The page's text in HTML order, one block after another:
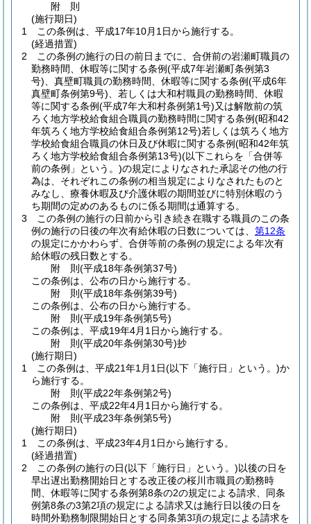
附 則
(施行期日)
1
この条例は、平成17年10月1日から施行する。
(経過措置)
2
この条例の施行の日の前日までに、合併前の岩瀬町職員の
勤務時間、休暇等に関する条例(平成7年岩瀬町条例第3
号) 、真壁町職員の勤務時間、休暇等に関する条例(平成6年
真壁町条例第9号) 、若しくは大和村職員の勤務時間、休暇
等に関する条例(平成7年大和村条例第1号)又は解散前の筑
ろく地方学校給食組合職員の勤務時間に関する条例(昭和42
年筑ろく地方学校給食組合条例第12号)若しくは筑ろく地方
学校給食組合職員の休日及び休暇に関する条例(昭和42年筑
ろく地方学校給食組合条例第13号)(以下これらを「合併等
前の条例」という。)の規定によりなされた承認その他の行
為は、それぞれこの条例の相当規定によりなされたものと
みなし、療養休暇及び介護休暇の期間並びに特別休暇のう
ち期間の定めのあるものに係る期間は通算する。
3
この条例の施行の日前から引き続き在職する職員のこの条
例の施行の日後の年次有給休暇の日数については、 第12条
の規定にかかわらず、合併等前の条例の規定による年次有
給休暇の残日数とする。
附 則(平成18年条例第37号)
この条例は、公布の日から施行する。
附 則(平成18年条例第39号)
この条例は、公布の日から施行する。
附 則(平成19年条例第5号)
この条例は、平成19年4月1日から施行する。
附 則(平成20年条例第30号)抄
(施行期日)
1
この条例は、平成21年1月1日(以下「施行日」という。)か
ら施行する。
附 則(平成22年条例第2号)
この条例は、平成22年4月1日から施行する。
附 則(平成23年条例第5号)
(施行期日)
1
この条例は、平成23年4月1日から施行する。
(経過措置)
2
この条例の施行の日(以下「施行日」という。)以後の日を
早出遅出勤務開始日とする改正後の桜川市職員の勤務時
間、休暇等に関する条例第8条の2の規定による請求、同条
例第8条の3第2項の規定による請求又は施行日以後の日を
時間外勤務制限開始日とする同条第3項の規定による請求を